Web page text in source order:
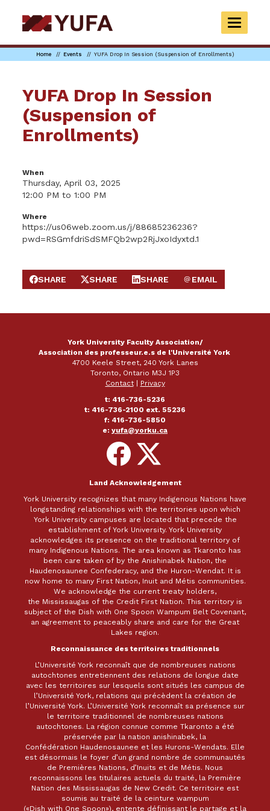
to
main
TOGGLE
Home Events YUFA Drop In Session (Suspension of Enrollments)
YUFA Drop In Session
(Suspension of
Enrollments)
When
Thursday, April 03, 2025
12:00 PM to 1:00 PM
Where
https://us06web.zoom.us/j/88685236236?
pwd=RSGmfdriSdSMFQb2wp2RjJxoIdyxtd.1
SHARE ON FACEBOOK
SHARE
SHARE ON X
SHARE
SHARE ON LINKEDIN
SHARE
SEND EMAIL
EMAIL
York University Faculty Association/
Association des professeur.e.s de l'Université York
4700 Keele Street, 240 York Lanes
Toronto, Ontario M3J 1P3
Contact|
Privacy
t: 416-736-5236
t: 416-736-2100 ext. 55236
f: 416-736-5850
e: yufa@yorku.ca
Follow
on
Facebook
Follow
on
X
Land Acknowledgement
York University recognizes that many Indigenous Nations have
longstanding relationships with the territories upon which
York University campuses are located that precede the
establishment of York University. York University
acknowledges its presence on the traditional territory of
many Indigenous Nations. The area known as Tkaronto has
been care taken of by the Anishinabek Nation, the
Haudenosaunee Confederacy, and the Huron-Wendat. It is
now home to many First Nation, Inuit and Métis communities.
We acknowledge the current treaty holders,
the Mississaugas of the Credit First Nation. This territory is
subject of the Dish with One Spoon Wampum Belt Covenant,
an agreement to peaceably share and care for the Great
Lakes region.
Reconnaissance des territoires traditionnels
L’Université York reconnaît que de nombreuses nations
autochtones entretiennent des relations de longue date
avec les territoires sur lesquels sont situés les campus de
l’Université York, relations qui précèdent la création de
l’Université York. L’Université York reconnaît sa présence sur
le territoire traditionnel de nombreuses nations
autochtones. La région connue comme Tkaronto a été
préservée par la nation anishinabek, la
Confédération Haudenosaunee et les Hurons-Wendats. Elle
est désormais le foyer d’un grand nombre de communautés
de Premières Nations, d’Inuits et de Métis. Nous
reconnaissons les titulaires actuels du traité, la Première
Nation des Mississaugas de New Credit. Ce territoire est
soumis au traité de la ceinture wampum
(«Dish with One Spoon»), entente définissant le partage et la